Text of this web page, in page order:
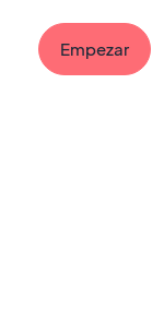
Empezar